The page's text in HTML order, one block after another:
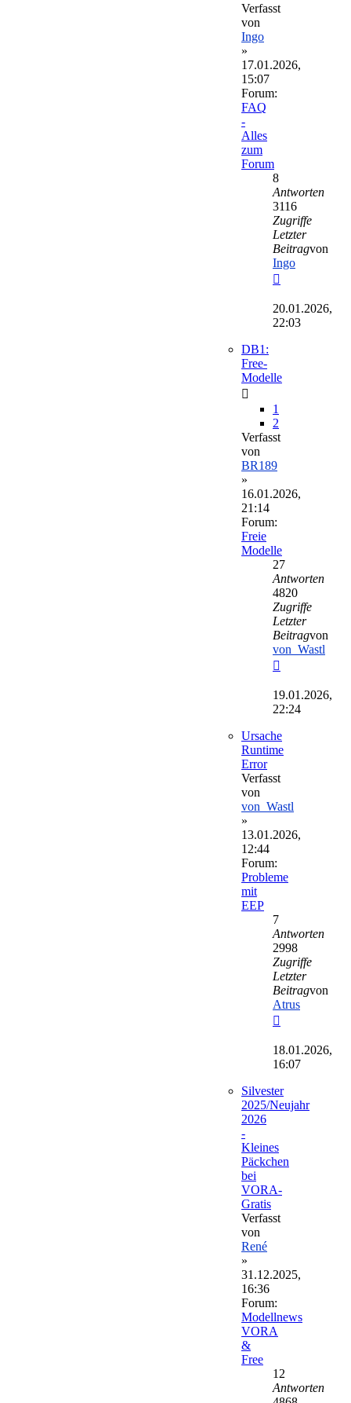
Verfasst
von
Ingo
»
17.01.2026,
15:07
Forum:
FAQ
-
Alles
zum
Forum
8
Antworten
3116
Zugriffe
Letzter
Beitragvon
Ingo
Beitrag
20.01.2026,
22:03
DB1:
Free-
Modelle
1
2
Verfasst
von
BR189
»
16.01.2026,
21:14
Forum:
Freie
Modelle
27
Antworten
4820
Zugriffe
Letzter
Beitragvon
von_Wastl
Beitrag
19.01.2026,
22:24
Ursache
Runtime
Error
Verfasst
von
von_Wastl
»
13.01.2026,
12:44
Forum:
Probleme
mit
EEP
7
Antworten
2998
Zugriffe
Letzter
Beitragvon
Atrus
Beitrag
18.01.2026,
16:07
Silvester
2025/Neujahr
2026
-
Kleines
Päckchen
bei
VORA-
Gratis
Verfasst
von
René
»
31.12.2025,
16:36
Forum:
Modellnews
VORA
&
Free
12
Antworten